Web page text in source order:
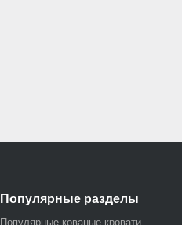
Популярные разделы
Популярные кованые кровати